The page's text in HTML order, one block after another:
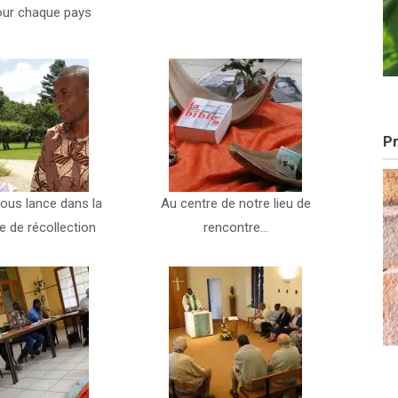
chaque pays
lance dans la
de récollection
Au centre de notre lieu de
rencontre…